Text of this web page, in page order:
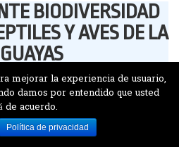
BIODIVERSIDAD
Y AVES DE LA
mejorar la experiencia de usuario,
damos por entendido que usted
de acuerdo.
Política de privacidad